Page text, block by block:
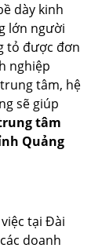
dày kinh
lớn người
tỏ được đơn
nghiệp
tâm, hệ
sẽ giúp
tâm
Quảng
tại Đài
doanh